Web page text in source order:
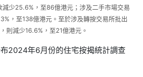
減少25.6%，至86億港元；涉及二手市場交易
，至138億港元。至於涉及轉按交易所批出
則減少16.6%，至21億港元。
2024年6月份的住宅按揭統計調查